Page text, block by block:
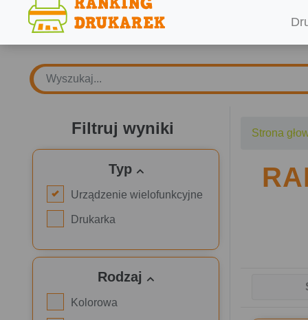
Filtruj wyniki
Typ
Urządzenie wielofunkcyjne
Drukarka
Rodzaj
Kolorowa
Strona